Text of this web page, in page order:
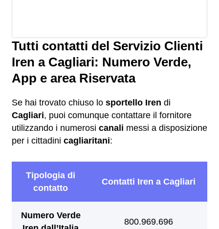
Tutti contatti del Servizio Clienti
Iren a Cagliari: Numero Verde,
App e area Riservata
Se hai trovato chiuso lo sportello Iren di
Cagliari, puoi comunque contattare il fornitore
utilizzando i numerosi canali messi a disposizione
per i cittadini cagliaritani: